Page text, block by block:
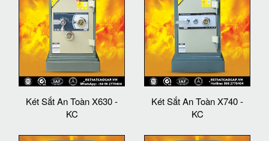
Két Sắt An Toàn X630 -
KC
Két Sắt An Toàn X740 -
KC